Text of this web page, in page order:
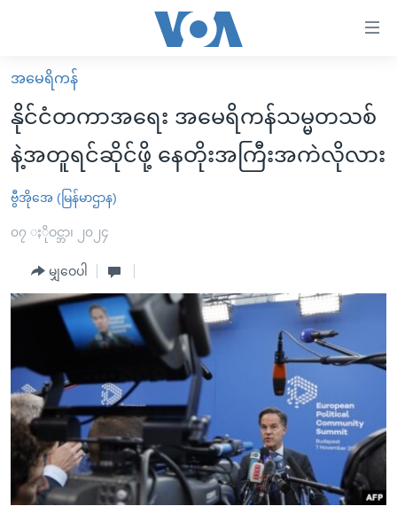
လွယ်ကူ
စေ
သည့်
Link
များ
ပင်မ
ကျော်
အ
ညွန်း
စာမျက်နှာ
ကျော်
မူလစာမျက်နှာ
မြန်မာ
ကမ္ဘာ့သတင်းများ
နိုင်ငံတကာ
အစ္စရေး-ပါလက်စတိုင်း
ဗွီဒီယို
အင်္ဂလိပ်စာလေ့လာမယ်
အမေရိကန်သုံးအီဒီယံ
မကြေးမုံရဲ့ အင်္ဂလိပ်စာ
ရုပ်ရှင်ထဲက အင်္ဂလိပ်စာ
သုတပဒေသာ အင်္ဂလိပ်စာ
အပတ်စဉ်ကဏ္ဍများ
တီဗွီ
ရေဒီယိုနှင့်ရုပ်သံ အချက်အလက်များ
ရေဒီယို/တီဗွီအစီအစဉ်
Learning English
ဗွီအိုအေ လူမှုကွန်ယက်များ
အမေရိကန်
နိုင်ငံတကာအရေး အမေရိကန်သမ္မတသစ်
နဲ့အတူရင်ဆိုင်ဖို့ နေတိုးအကြီးအကဲလိုလား
ဗွီအိုအေ (မြန်မာဌာန)
၀၇ ႏိုဝင္ဘာ၊ ၂၀၂၄
မျှဝေပါ